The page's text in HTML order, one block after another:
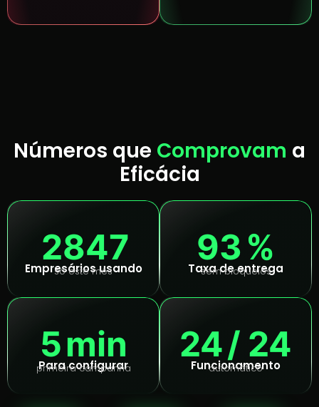
Números que Comprovam a
Eficácia
2847
Empresários usando
só este mês
93%
Taxa de entrega
sem bloqueios
5min
Para configurar
primeira campanha
24/ 24
Funcionamento
automático